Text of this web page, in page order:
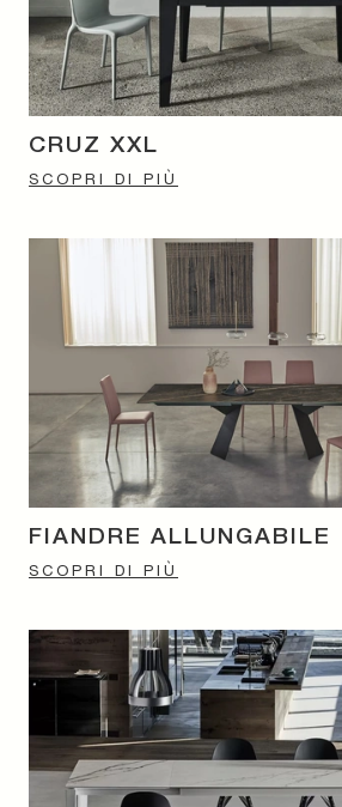
CRUZ XXL
SCOPRI DI PIÙ
FIANDRE ALLUNGABILE
SCOPRI DI PIÙ